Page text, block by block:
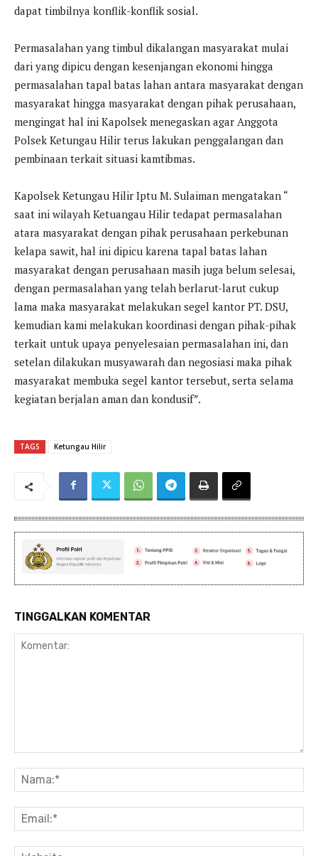
dapat timbilnya konflik-konflik sosial.
Permasalahan yang timbul dikalangan masyarakat mulai
dari yang dipicu dengan kesenjangan ekonomi hingga
permasalahan tapal batas lahan antara masyarakat dengan
masyarakat hingga masyarakat dengan pihak perusahaan,
mengingat hal ini Kapolsek menegaskan agar Anggota
Polsek Ketungau Hilir terus lakukan penggalangan dan
pembinaan terkait situasi kamtibmas.
Kapolsek Ketungau Hilir Iptu M. Sulaiman mengatakan “
saat ini wilayah Ketuangau Hilir tedapat permasalahan
atara masyarakat dengan pihak perusahaan perkebunan
kelapa sawit, hal ini dipicu karena tapal batas lahan
masyarakat dengan perusahaan masih juga belum selesai,
dengan permasalahan yang telah berlarut-larut cukup
lama maka masyarakat melakukan segel kantor PT. DSU,
kemudian kami melakukan koordinasi dengan pihak-pihak
terkait untuk upaya penyelesaian permasalahan ini, dan
setelan dilakukan musyawarah dan negosiasi maka pihak
masyarakat membuka segel kantor tersebut, serta selama
kegiatan berjalan aman dan kondusif”.
TAGS Ketungau Hilir
TINGGALKAN KOMENTAR